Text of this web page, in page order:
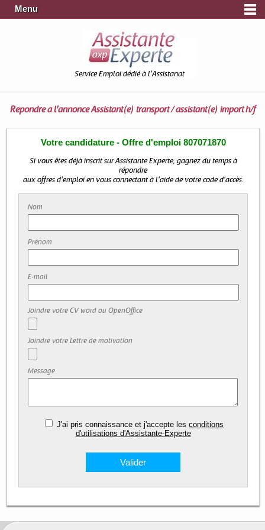
Menu
Service Emploi dédié à l'Assistanat
Répondre à l'annonceAssistant(e) transport / assistant(e) import h/f
Votre candidature - Offre d'emploi 807071870
Si vous êtes déjà inscrit sur Assistante Experte, gagnez du temps à
répondre
aux offres d'emploi en vous connectant à l'aide de votre code d'accès.
Nom
Prénom
E-mail
Joindre votre CV word ou OpenOffice
Joindre votre Lettre de motivation
Message
J'ai pris connaissance et j'accepte lesconditions
d'utilisations d'Assistante-Experte